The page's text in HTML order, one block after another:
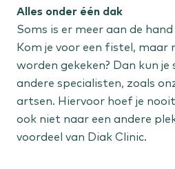
Alles onder één dak
Soms is er meer aan de
Kom je voor een fistel, maar
worden gekeken? Dan kun
andere specialisten, zoals
artsen. Hiervoor hoef je
ook niet naar een andere
voordeel van Diak Clinic.